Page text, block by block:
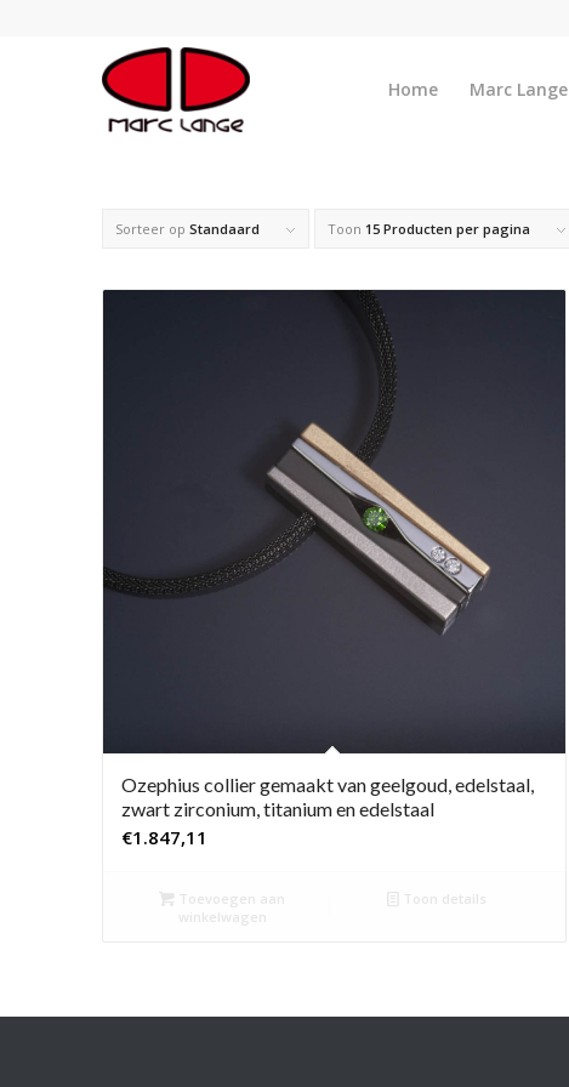
Home Marc Lange
Sorteer op Standaard Toon 15 Producten per pagina
Ozephius collier gemaakt van geelgoud, edelstaal,
zwart zirconium, titanium en edelstaal
€1.847,11
Toevoegen aan
winkelwagen
Toon details